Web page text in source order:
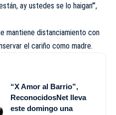
ay ustedes se lo haigan’”,
mantiene distanciamiento con
el cariño como madre.
“X Amor al Barrio”,
ReconocidosNet lleva
este domingo una